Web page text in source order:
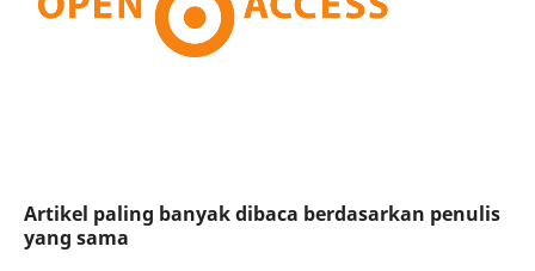
Artikel paling banyak dibaca berdasarkan penulis
yang sama